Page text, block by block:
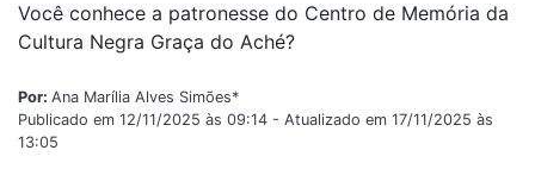
Você conhece a patronesse do Centro de Memória da
Cultura Negra Graça do Aché?
Por: Ana Marília Alves Simões*
Publicado em 12/11/2025 às 09:14 - Atualizado em 17/11/2025 às
13:05